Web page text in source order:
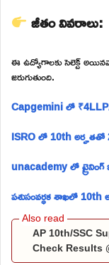
జీతం వివరాలు:
ఈ ఉద్యోగాలకు సెలెక్ట్
జరుగుతుంది.
Capgemini లో
ISRO లో 10th
unacademy లో
పశుసంవర్ధక శాఖలో
AP 10th/SSC
Check Results